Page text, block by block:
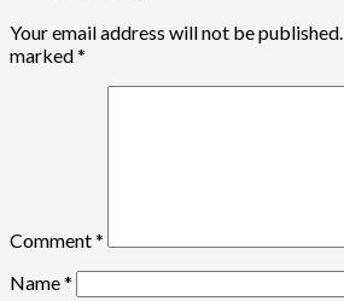
Your email address will not be published.
marked*
Comment*
Name*